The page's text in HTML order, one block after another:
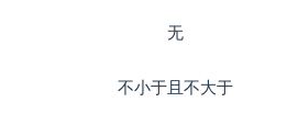
无
不小于且不大于